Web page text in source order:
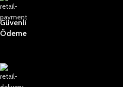
Güvenli
Ödeme